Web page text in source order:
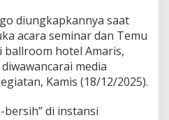
diungkapkannya saat
acara seminar dan Temu
ballroom hotel Amaris,
media
Kamis (18/12/2025).
bersih” di instansi